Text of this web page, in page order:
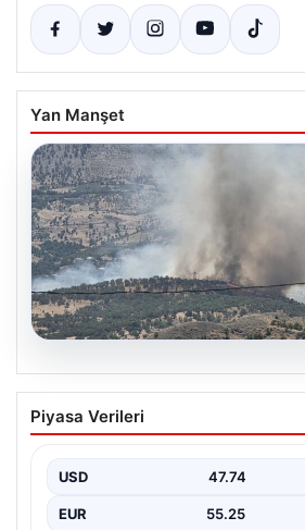
Yan Manşet
06.08.2026
Adıyaman Gerger’de
Müdahale Çalışmaları
ediyor. Çobanpınar ile Kütüklü
geniş…
Piyasa Verileri
USD 47.74
EUR 55.25